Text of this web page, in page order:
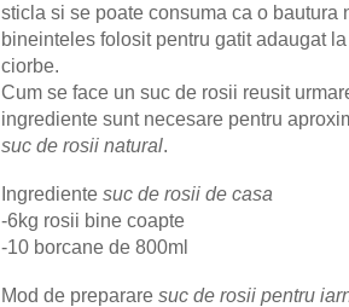
sticla si se poate consuma ca o bautura
bineinteles folosit pentru gatit adaugat
ciorbe.
Cum se face un suc de rosii reusit
ingrediente sunt necesare pentru
suc de rosii natural.
Ingrediente suc de rosii de casa
-6kg rosii bine coapte
-10 borcane de 800ml
Mod de preparare suc de rosii pentru